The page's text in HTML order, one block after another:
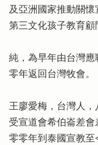
及亞洲國家推動關
第三文化孩子教育顧
純，為早年由台灣
零年返回台灣牧會。
王廖愛梅，台灣人
受宣道會希伯崙差
零零年到泰國宣教